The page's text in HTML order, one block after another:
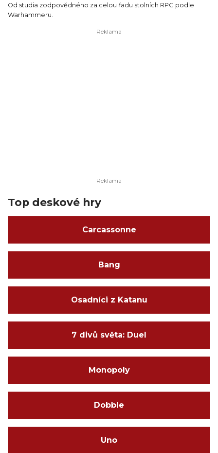
Od studia zodpovědného za celou řadu stolních RPG podle
Warhammeru.
Top deskové hry
Carcassonne
Bang
Osadníci z Katanu
7 divů světa: Duel
Monopoly
Dobble
Uno